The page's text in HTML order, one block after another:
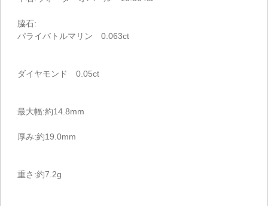
脇石:
パライバトルマリン 0.063ct
ダイヤモンド 0.05ct
最大幅:約14.8mm
厚み:約19.0mm
重さ:約7.2g